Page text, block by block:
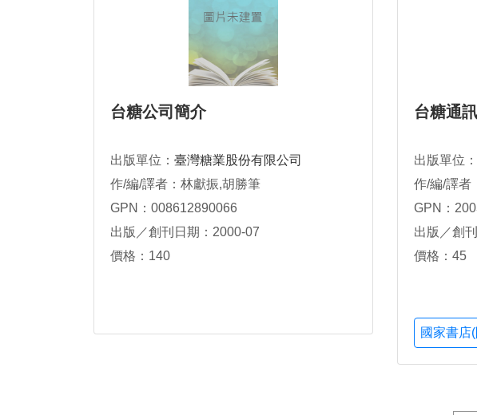
台糖公司簡介
出版單位： 臺灣糖業股份有限公司
作/編/譯者：林獻振,胡勝筆
GPN：008612890066
出版／創刊日期：2000-07
價格：140
台糖通訊
出版單位：
作/編/譯者
GPN：
出版／創
價格：45
國家書店